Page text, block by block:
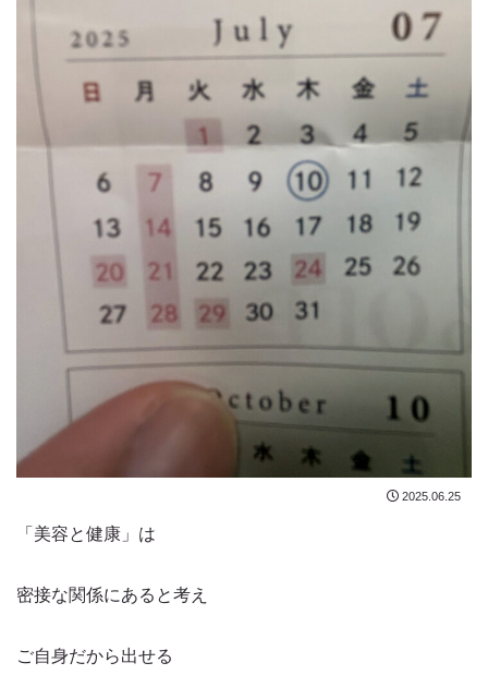
2025.06.25
「美容と健康」は
密接な関係にあると考え
ご自身だから出せる